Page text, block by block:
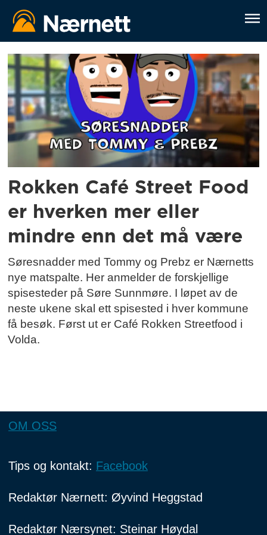
Tag:
rokken
café
street
food
Rokken Café Street Food
er hverken mer eller
mindre enn det må være
Søresnadder med Tommy og Prebz er Nærnetts
nye matspalte. Her anmelder de forskjellige
spisesteder på Søre Sunnmøre. I løpet av de
neste ukene skal ett spisested i hver kommune
få besøk. Først ut er Café Rokken Streetfood i
Volda.
OM OSS
Tips og kontakt: Facebook
Redaktør Nærnett: Øyvind Heggstad
Redaktør Nærsynet: Steinar Høydal